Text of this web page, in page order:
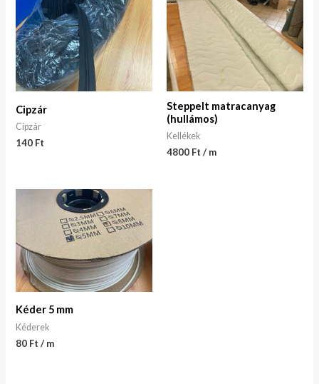
Cipzár
Cipzár
140 Ft
Steppelt matracanyag
(hullámos)
Kellékek
4800 Ft / m
Kéder 5 mm
Kéderek
80 Ft / m